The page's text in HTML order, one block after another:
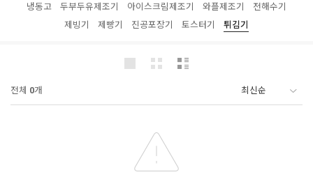
냉동고 두부두유제조기 아이스크림제조기 와플제조기
전해수기
제빙기
제빵기 진공포장기 토스터기 튀김기
전체 0개